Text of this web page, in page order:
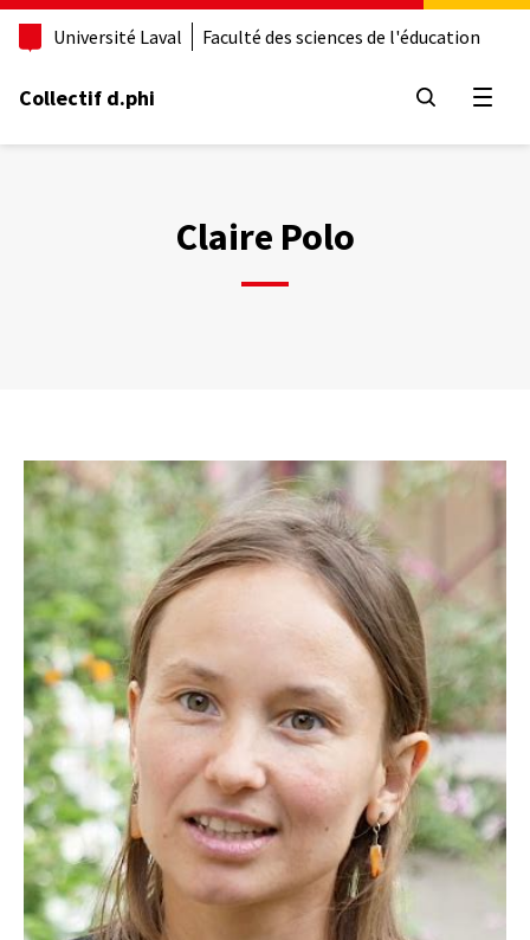
Aller
principal
Université Laval Faculté des sciences de l'éducation
Collectif d.phi
Claire Polo